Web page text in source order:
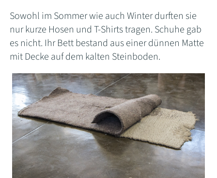
Sowohl im Sommer wie auch Winter durften sie
nur kurze Hosen und T-Shirts tragen. Schuhe gab
es nicht. Ihr Bett bestand aus einer dünnen Matte
mit Decke auf dem kalten Steinboden.